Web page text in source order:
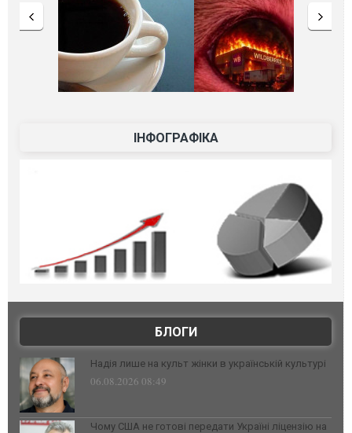
ІНФОГРАФІКА
БЛОГИ
Надія лише на культ жінки в українській культурі
06.08.2026 08:49
Чому США не готові передати Україні ліцензію на